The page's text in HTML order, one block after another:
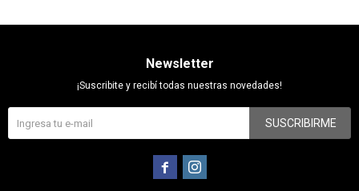
Newsletter
¡Suscribite y recibí todas nuestras novedades!
SUSCRIBIRME
 